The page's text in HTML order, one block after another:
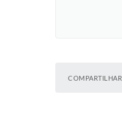
COMPARTILHAR